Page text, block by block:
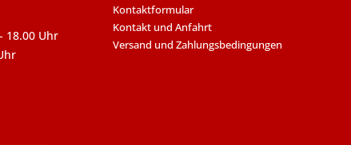
18.00 Uhr
Kontaktformular
Kontakt und Anfahrt
Versand und Zahlungsbedingungen